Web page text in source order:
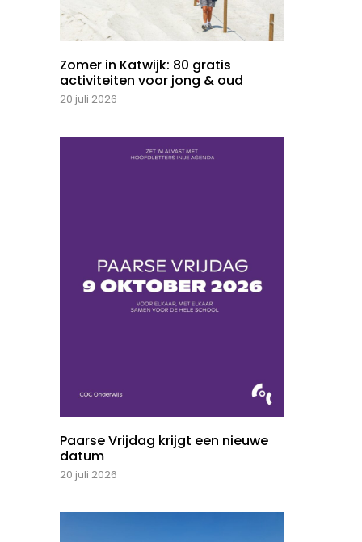
Zomer in Katwijk: 80 gratis
activiteiten voor jong & oud
20 juli 2026
Paarse Vrijdag krijgt een nieuwe
datum
20 juli 2026